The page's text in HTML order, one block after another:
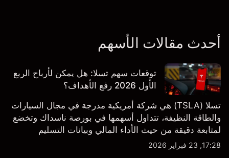
أحدث مقالات الأسهم
توقعات سهم تسلا: هل يمكن لأرباح الربع
الأول 2026 رفع الأهداف؟
تسلا (TSLA) هي شركة أمريكية مدرجة في مجال السيارات
والطاقة النظيفة، تتداول أسهمها في بورصة ناسداك وتخضع
لمتابعة دقيقة من حيث الأداء المالي وبيانات التسليم
والتطورات في التكنولوجيا والتصنيع. استكشف أهداف أسعار
17:28, 23 فبراير 2026